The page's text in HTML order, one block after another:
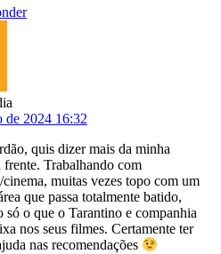
de 2024 16:32
quis dizer mais da minha
frente. Trabalhando com
muitas vezes topo com um
que passa totalmente batido,
só o que o Tarantino e companhia
nos seus filmes. Certamente ter
nas recomendações